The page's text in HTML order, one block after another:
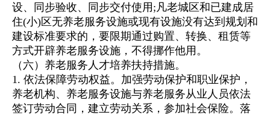
设、同步验收、同步交付使用;凡老城区和已建成居
住(小)区无养老服务设施或现有设施没有达到规划和
建设标准要求的，要限期通过购置、转换、租赁等
方式开辟养老服务设施，不得挪作他用。
（六）养老服务人才培养扶持措施。
1. 依法保障劳动权益。加强劳动保护和职业保护，
养老机构、养老服务设施与养老服务从业人员依法
签订劳动合同，建立劳动关系，参加社会保险。落